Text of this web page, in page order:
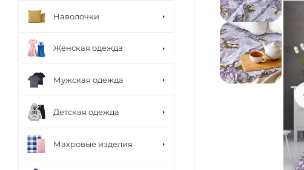
Наволочки
Женская одежда
Мужская одежда
Детская одежда
Махровые изделия